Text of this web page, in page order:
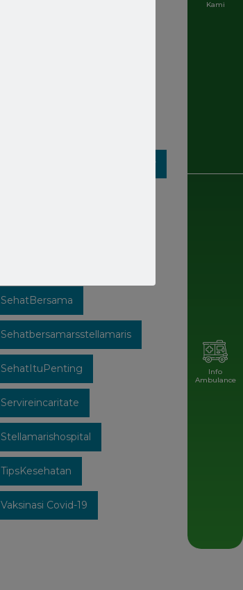
Rumahsakitstellamarismakassar
SehatBersama
Sehatbersamarsstellamaris
SehatItuPenting
Servireincaritate
Stellamarishospital
TipsKesehatan
Vaksinasi Covid-19
Kami
Info
Ambulance